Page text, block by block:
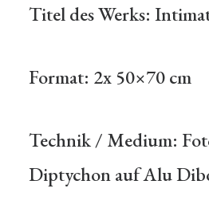
Titel des Werks:
Format: 2x 50×70 cm
Technik / Medium:
Diptychon auf Alu